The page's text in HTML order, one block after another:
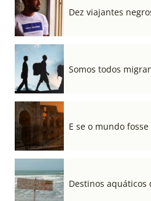
Dez viajantes
Somos todos
E se o mundo
Destinos